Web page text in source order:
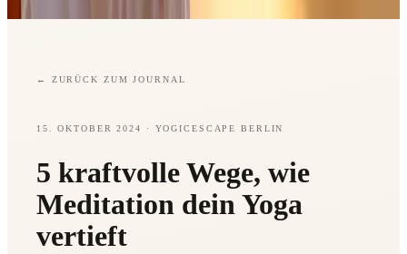
← ZURÜCK ZUM JOURNAL
15. OKTOBER 2024 · YOGICESCAPE BERLIN
5 kraftvolle Wege, wie
Meditation dein Yoga
vertieft